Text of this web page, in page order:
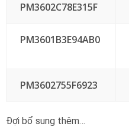
PM3602C78E315F
PM3601B3E94AB0
PM3602755F6923
Đợi bổ sung thêm…